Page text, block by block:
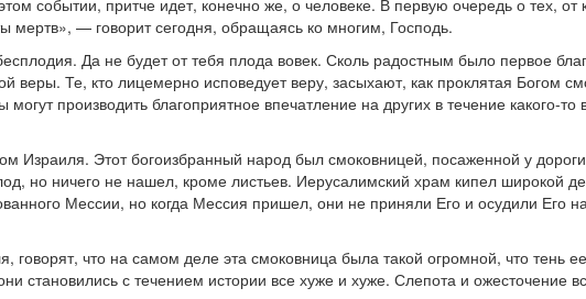
— говорит сегодня, обращаясь ко многим, Господь.
Да не будет от тебя плода вовек. Сколь радостным было первое
веры. Те, кто лицемерно исповедует веру, засыхают, как проклятая Богом
производить благоприятное впечатление на других в течение какого-
Израиля. Этот богоизбранный народ был смоковницей, посаженной у
но ничего не нашел, кроме листьев. Иерусалимский храм кипел широкой
Мессии, но когда Мессия пришел, они не приняли Его и осудили Его
что на самом деле эта смоковница была такой огромной, что тень
становились с течением истории все хуже и хуже. Слепота и ожесточение